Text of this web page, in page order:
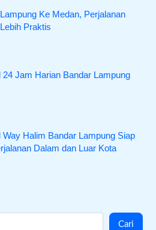
Ke Medan, Perjalanan
Praktis
24 Jam Harian Bandar Lampung
Way Halim Bandar Lampung Siap
Dalam dan Luar Kota
Cari